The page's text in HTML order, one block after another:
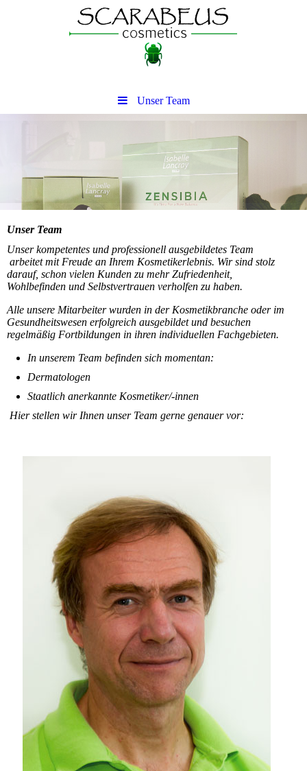
Unser Team
Unser Team
Unser kompetentes und professionell ausgebildetes Team
arbeitet mit Freude an Ihrem Kosmetikerlebnis. Wir sind stolz
darauf, schon vielen Kunden zu mehr Zufriedenheit,
Wohlbefinden und Selbstvertrauen verholfen zu haben.
Alle unsere Mitarbeiter wurden in der Kosmetikbranche oder im
Gesundheitswesen erfolgreich ausgebildet und besuchen
regelmäßig Fortbildungen in ihren individuellen Fachgebieten.
In unserem Team befinden sich momentan:
Dermatologen
Staatlich anerkannte Kosmetiker/-innen
Hier stellen wir Ihnen unser Team gerne genauer vor: